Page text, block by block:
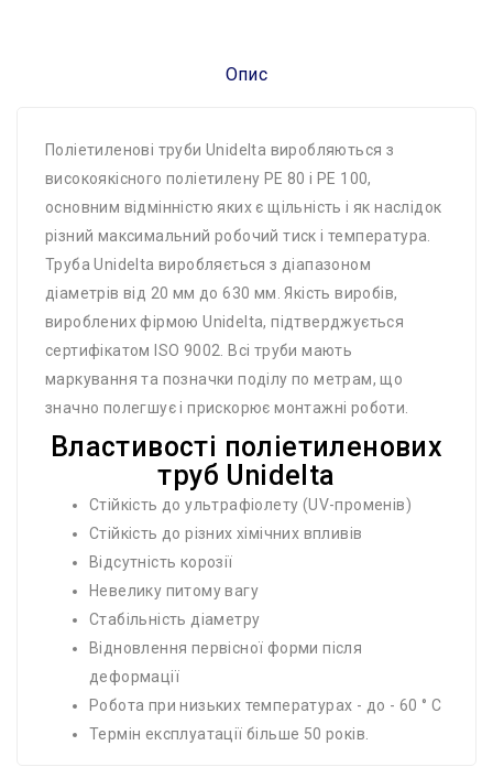
Опис
Поліетиленові труби Unidelta виробляються з
високоякісного поліетилену РЕ 80 і РЕ 100,
основним відмінністю яких є щільність і як наслідок
різний максимальний робочий тиск і температура.
Труба Unidelta виробляється з діапазоном
діаметрів від 20 мм до 630 мм. Якість виробів,
вироблених фірмою Unidelta, підтверджується
сертифікатом ISO 9002. Всі труби мають
маркування та позначки поділу по метрам, що
значно полегшує і прискорює монтажні роботи.
Властивості поліетиленових
труб Unidelta
Стійкість до ультрафіолету (UV-променів)
Стійкість до різних хімічних впливів
Відсутність корозії
Невелику питому вагу
Стабільність діаметру
Відновлення первісної форми після
деформації
Робота при низьких температурах - до - 60 ° С
Термін експлуатації більше 50 років.